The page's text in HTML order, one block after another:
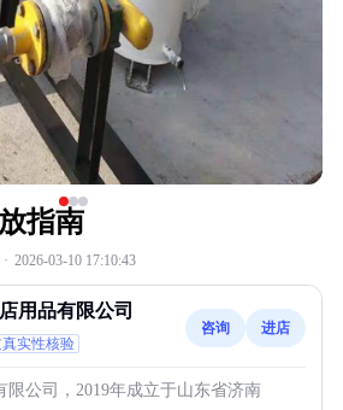
指南
· 2026-03-10 17:10:43
用品有限公司
实性核验
咨询 进店
限公司，2019年成立于山东省济南